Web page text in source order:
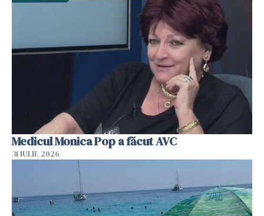
Medicul Monica Pop a făcut AVC
31 IULIE 2026